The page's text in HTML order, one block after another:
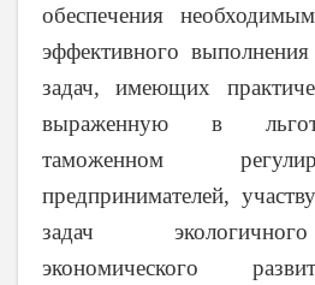
обеспечения
эффективного
задач, имеющих
выраженную в
таможенном
предпринимателей,
задач
экономического